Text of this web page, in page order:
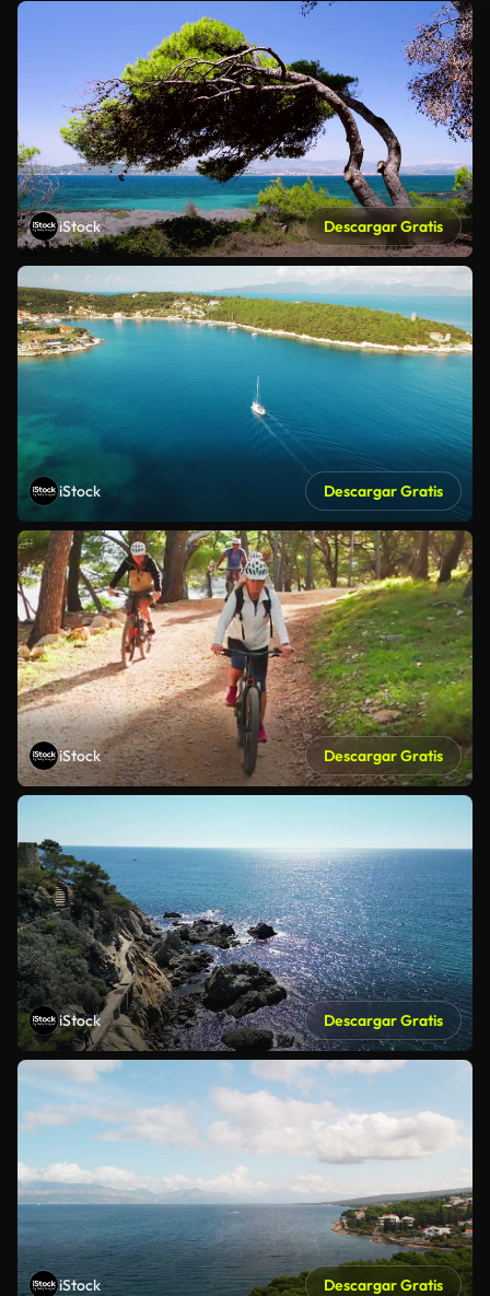
iStock Descargar Gratis
iStock Descargar Gratis
iStock Descargar Gratis
iStock Descargar Gratis
iStock Descargar Gratis